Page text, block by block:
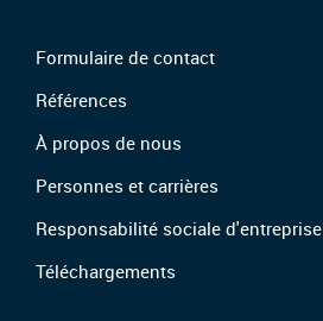
Formulaire de contact
Références
À propos de nous
Personnes et carrières
Responsabilité sociale d'entreprise
Téléchargements